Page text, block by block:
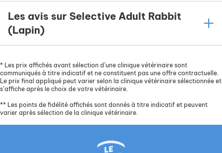
Les avis sur Selective Adult Rabbit
(Lapin)
* Les prix affichés avant sélection d’une clinique vétérinaire sont
communiqués à titre indicatif et ne constituent pas une offre contractuelle.
Le prix final appliqué peut varier selon la clinique vétérinaire sélectionnée et
s’affiche après le choix de votre vétérinaire.
** Les points de fidélité affichés sont donnés à titre indicatif et peuvent
varier après sélection de la clinique vétérinaire.